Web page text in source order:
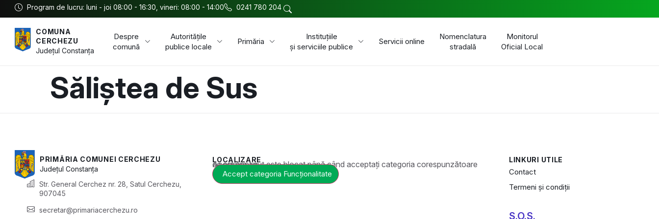
Program de lucru: luni - joi 08:00 - 16:30, vineri: 08:00 - 14:00 0241 780 204
COMUNA
CERCHEZU
JudețulConstanța
Despre
comună
Autoritățile
publice locale
Primăria
Instituțiile
și serviciile publice
Servicii online
Nomenclatura
stradală
Monitorul
Oficial Local
Săliștea de Sus
PRIMĂRIA COMUNEI CERCHEZU
JudețulConstanța
Str. General Cerchez nr. 28, Satul Cerchezu,
907045
secretar@primariacerchezu.ro
LOCALIZARE
Acest conținut este blocat până când acceptați categoria corespunzătoare de cookie-uri.
Accept categoria Funcționalitate
LINKURI UTILE
Contact
Termeni și condiții
S.O.S.